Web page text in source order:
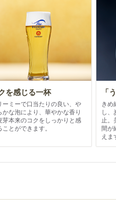
を感じる一杯
ーミーで口当たりの良い、や
かな泡により、華やかな香り
芽本来のコクをしっかりと感
ことができます。
「
きめ
し、
止。
間が
えま